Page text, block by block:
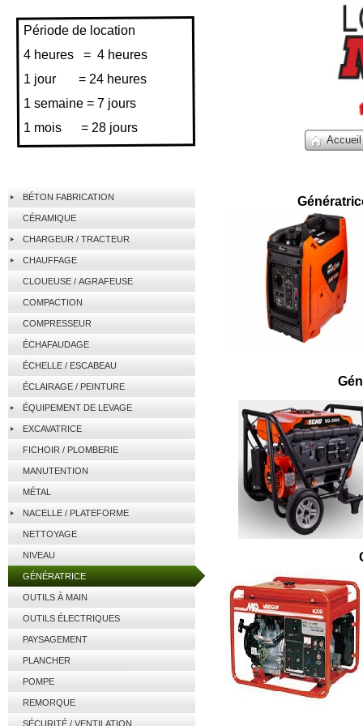
Accueil
BÉTON FABRICATION
CÉRAMIQUE
CHARGEUR / TRACTEUR
CHAUFFAGE
CLOUEUSE / AGRAFEUSE
COMPACTION
COMPRESSEUR
ÉCHAFAUDAGE
ÉCHELLE / ESCABEAU
ÉCLAIRAGE / PEINTURE
ÉQUIPEMENT DE LEVAGE
EXCAVATRICE
FICHOIR / PLOMBERIE
MANUTENTION
MÉTAL
NACELLE / PLATEFORME
NETTOYAGE
NIVEAU
GÉNÉRATRICE
OUTILS À MAIN
OUTILS ÉLECTRIQUES
PAYSAGEMENT
PLANCHER
POMPE
REMORQUE
SÉCURITÉ / VENTILATION
Période de location
4 heures = 4 heures
1 jour = 24 heures
1 semaine = 7 jours
1 mois = 28 jours